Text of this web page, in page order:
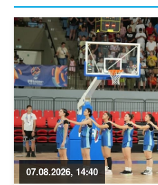
07.08.2026, 14:40